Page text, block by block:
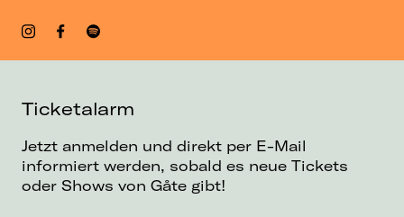
Ticketalarm
Jetzt anmelden und direkt per E-Mail
informiert werden, sobald es neue Tickets
oder Shows von Gåte gibt!